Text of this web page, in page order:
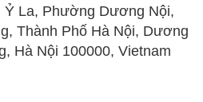
Ỷ La, Phường Dương Nội,
Thành Phố Hà Nội, Dương
Hà Nội 100000, Vietnam